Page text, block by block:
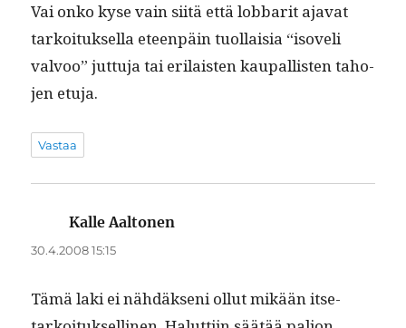
Vai onko kyse vain siitä että lob­bar­it aja­vat
tarkoituk­sel­la eteen­päin tuol­laisia “isoveli
valvoo” jut­tu­ja tai eri­lais­ten kau­pal­lis­ten taho­
jen etuja.
Vastaa
Kalle Aaltonen
30.4.2008 15:15
Tämä laki ei nähdäk­seni ollut mikään itse­